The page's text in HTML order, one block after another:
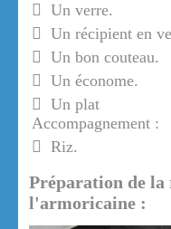
Un verre.
Un récipient en
Un bon couteau.
Un économe.
Un plat
Accompagnement :
Riz.
Préparation de la
l'armoricaine :